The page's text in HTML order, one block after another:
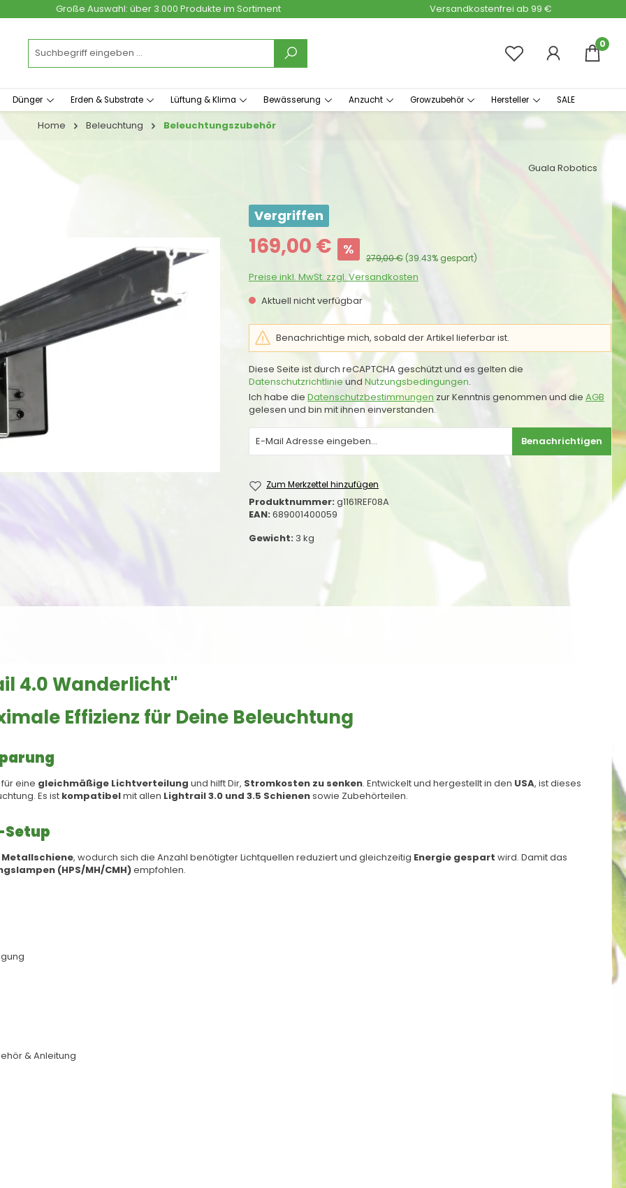
Große Auswahl: über 3.000 Produkte im Sortiment Versandkostenfrei ab 99 €
0
Dünger Erden & Substrate Lüftung & Klima Bewässerung Anzucht Growzubehör Hersteller SALE
Home Beleuchtung Beleuchtungszubehör
Guala Robotics
Vergriffen
Verkaufspreis:
169,00 € % Regulärer Preis:
279,00 € (39.43% gespart)
Preise inkl. MwSt. zzgl. Versandkosten
Aktuell nicht verfügbar
Benachrichtige mich, sobald der Artikel lieferbar ist.
Diese Seite ist durch reCAPTCHA geschützt und es gelten die
Datenschutzrichtlinieund Nutzungsbedingungen.
Ich habe die Datenschutzbestimmungen zur Kenntnis genommen und die AGB
gelesen und bin mit ihnen einverstanden.
Benachrichtigen
Zum Merkzettel hinzufügen
Produktnummer: g1161REF08A
EAN: 689001400059
Gewicht: 3 kg
4.0 Wanderlicht"
Effizienz für Deine Beleuchtung
eine gleichmäßige Lichtverteilung und hilft Dir, Stromkosten zu senken. Entwickelt und hergestellt in den USA, ist dieses
Es ist kompatibelmit allen Lightrail 3.0 und 3.5 Schienensowie Zubehörteilen.
Setup
Metallschiene, wodurch sich die Anzahl benötigter Lichtquellen reduziert und gleichzeitig Energie gespart wird. Damit das
(HPS/MH/CMH)empfohlen.
& Anleitung